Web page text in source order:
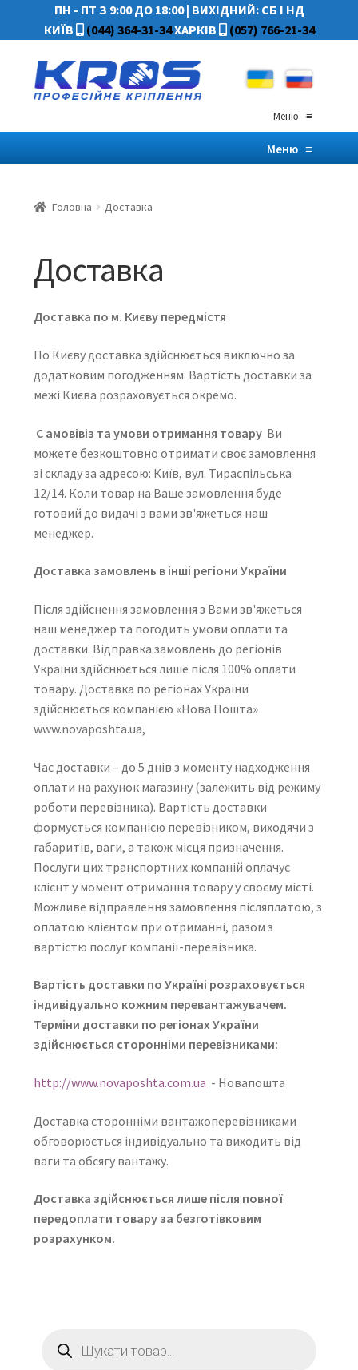
ПН - ПТ З 9:00 ДО 18:00| ВИХІДНИЙ: СБ І НД
КИЇВ
(044) 364-31-34ХАРКІВ (057) 766-21-34
Меню≡
Меню≡
Головна Доставка
Доставка
Доставка по м. Києву передмістя
По Києву доставка здійснюється виключно за
додатковим погодженням. Вартість доставки за
межі Києва розраховується окремо.
C амовівіз та умови отримання товару Ви
можете безкоштовно отримати своє замовлення
зі складу за адресою: Київ, вул. Тираспільська
12/14. Коли товар на Ваше замовлення буде
готовий до видачі з вами зв'яжеться наш
менеджер.
Доставка замовлень в інші регіони України
Після здійснення замовлення з Вами зв'яжеться
наш менеджер та погодить умови оплати та
доставки. Відправка замовлень до регіонів
України здійснюється лише після 100% оплати
товару. Доставка по регіонах України
здійснюється компанією «Нова Пошта»
www.novaposhta.ua,
Час доставки – до 5 днів з моменту надходження
оплати на рахунок магазину (залежить від режиму
роботи перевізника). Вартість доставки
формується компанією перевізником, виходячи з
габаритів, ваги, а також місця призначення.
Послуги цих транспортних компаній оплачує
клієнт у момент отримання товару у своєму місті.
Можливе відправлення замовлення післяплатою, з
оплатою клієнтом при отриманні, разом з
вартістю послуг компанії-перевізника.
Вартість доставки по Україні розраховується
індивідуально кожним перевантажувачем.
Терміни доставки по регіонах України
здійснюється сторонніми перевізниками:
http://www.novaposhta.com.ua - Новапошта
Доставка сторонніми вантажоперевізниками
обговорюється індивідуально та виходить від
ваги та обсягу вантажу.
Доставка здійснюється лише після повної
передоплати товару за безготівковим
розрахунком.
товарів